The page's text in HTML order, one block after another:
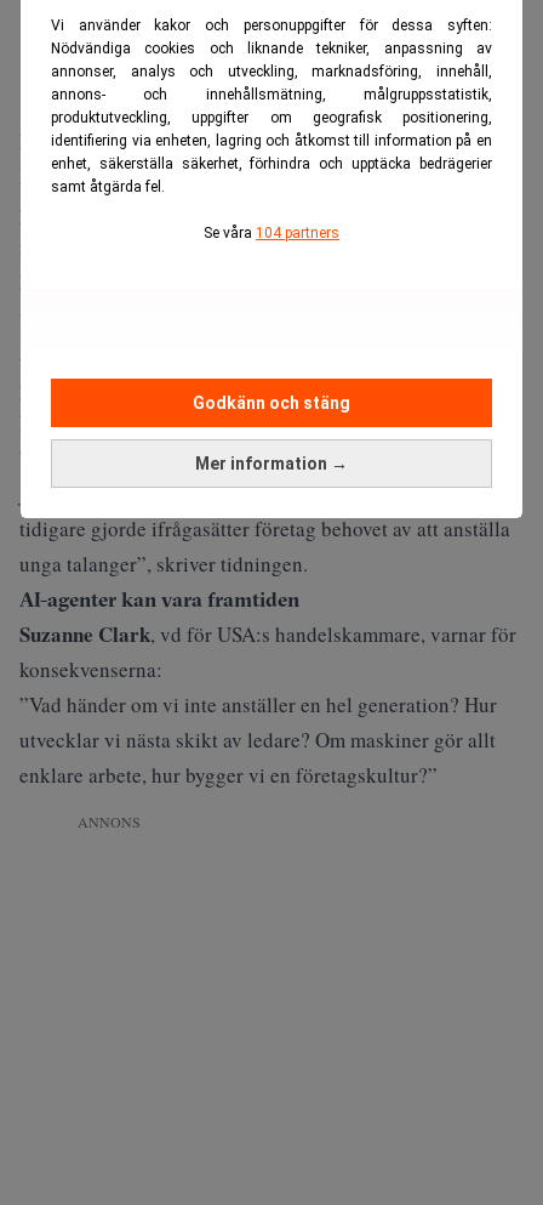
Vi använder kakor och personuppgifter för dessa syften:
Nödvändiga cookies och liknande tekniker, anpassning av
annonser, analys och utveckling, marknadsföring, innehåll,
annons- och innehållsmätning, målgruppsstatistik,
produktutveckling, uppgifter om geografisk positionering,
identifiering via enheten, lagring och åtkomst till information på en
enhet, säkerställa säkerhet, förhindra och upptäcka bedrägerier
samt åtgärda fel.
Se våra 104 partners
Mer information →
Godkänn och stäng
Färre praktikplatser för yngre
Enligt en färsk rapport iFortuneminskar antalet
praktikplatser i USA, samtidigt som företag drar ned på
nyanställningar bland yngre medarbetare.
Missa inte:
varnar för splittrad värld. Realtid
Antalet annonserade praktikplatser har minskat med 15
procent de senaste två åren, enligt rekryteringsplattformen
Handshake.
”Med AI-agenter som kan utföra mycket av det arbete som
juniora analytiker, konsulter och andra kunskapsarbetare
tidigare gjorde ifrågasätter företag behovet av att anställa
unga talanger”, skriver tidningen.
AI-agenter kan vara framtiden
Suzanne Clark, vd för USA:s handelskammare, varnar för
konsekvenserna:
”Vad händer om vi inte anställer en hel generation? Hur
utvecklar vi nästa skikt av ledare? Om maskiner gör allt
enklare arbete, hur bygger vi en företagskultur?”
ANNONS